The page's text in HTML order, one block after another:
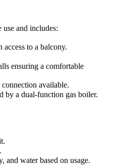
and includes:
to a balcony.
ensuring a comfortable
available.
by a dual-function gas boiler.
and water based on usage.